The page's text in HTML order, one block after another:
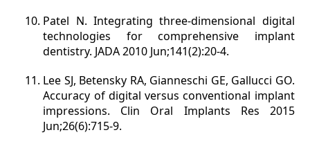
Patel N. Integrating three-dimensional digital
technologies for comprehensive implant
dentistry. JADA 2010 Jun;141(2):20-4.
Lee SJ, Betensky RA, Gianneschi GE, Gallucci GO.
Accuracy of digital versus conventional implant
impressions. Clin Oral Implants Res 2015
Jun;26(6):715-9.